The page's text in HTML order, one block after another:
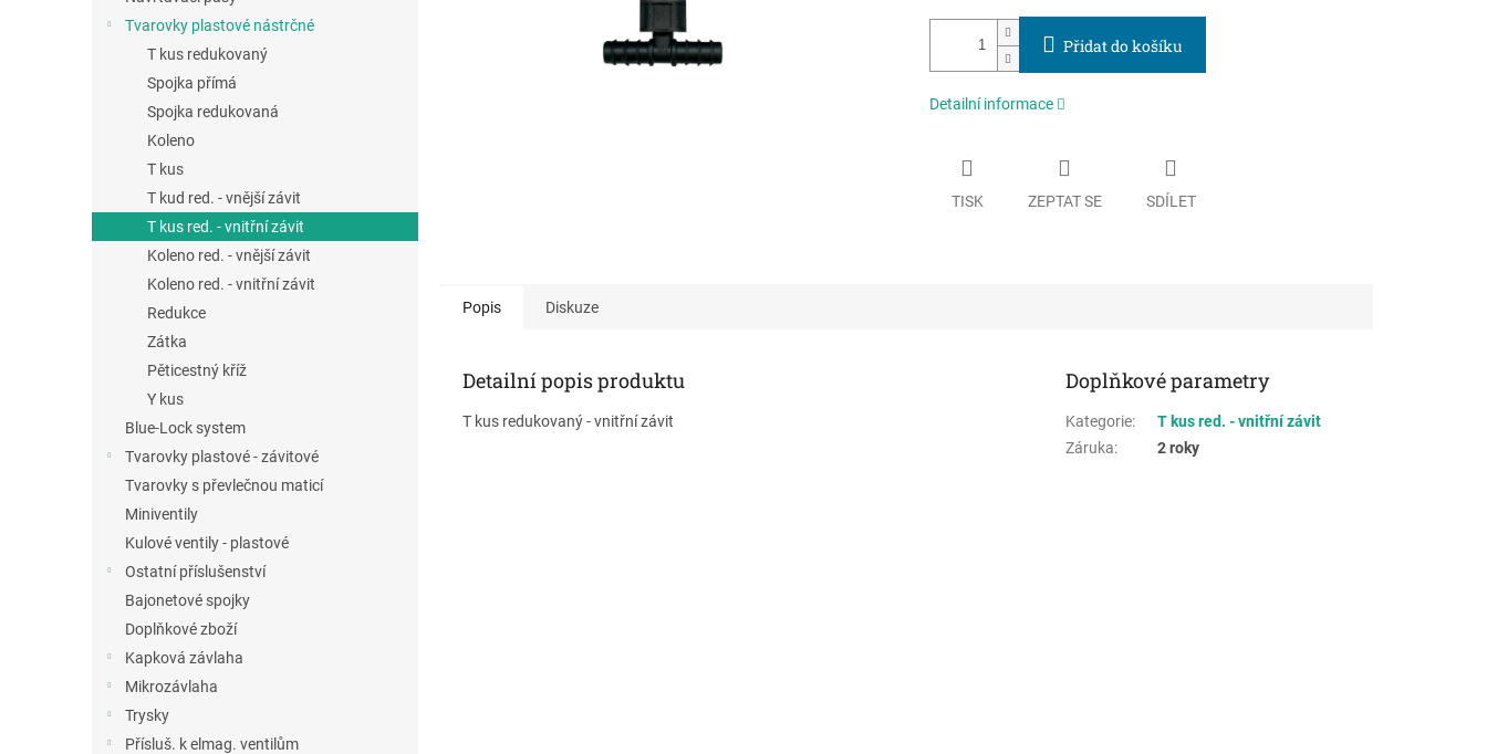
Tvarovky plastové nástrčné
T kus redukovaný
Spojka přímá
Spojka redukovaná
Koleno
T kus
T kud red. - vnější závit
T kus red. - vnitřní závit
Koleno red. - vnější závit
Koleno red. - vnitřní závit
Redukce
Zátka
Pěticestný kříž
Y kus
Blue-Lock system
Tvarovky plastové - závitové
Tvarovky s převlečnou maticí
Miniventily
Kulové ventily - plastové
Ostatní příslušenství
Bajonetové spojky
Doplňkové zboží
Kapková závlaha
Mikrozávlaha
Trysky
Přísluš. k elmag. ventilům
Přidat do košíku
Detailní informace
TISK ZEPTAT SE SDÍLET
Popis Diskuze
Detailní popis produktu
T kus redukovaný - vnitřní závit
Doplňkové parametry
Kategorie:
T kus red. - vnitřní závit
Záruka: 2 roky